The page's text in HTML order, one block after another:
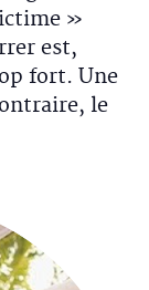
»
est,
fort. Une
le